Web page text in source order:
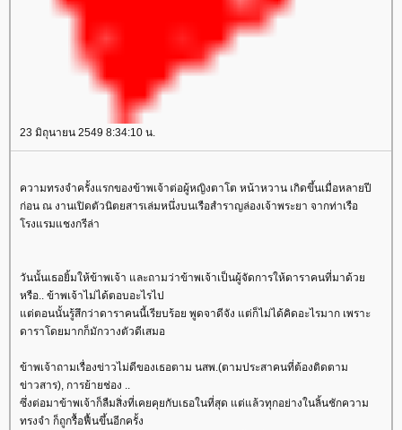
23 มิถุนายน 2549 8:34:10 น.
ความทรงจำครั้งแรกของข้าพเจ้าต่อผู้หญิงตาโต หน้าหวาน เกิดขึ้นเมื่อหลายปี
ก่อน ณ งานเปิดตัวนิตยสารเล่มหนึ่งบนเรือสำราญล่องเจ้าพระยา จากท่าเรือ
โรงแรมแชงกรีล่า
วันนั้นเธอยิ้มให้ข้าพเจ้า และถามว่าข้าพเจ้าเป็นผู้จัดการให้ดาราคนที่มาด้วย
หรือ.. ข้าพเจ้าไม่ได้ตอบอะไรไป
แต่ตอนนั้นรู้สึกว่าดาราคนนี้เรียบร้อย พูดจาดีจัง แต่ก็ไม่ได้คิดอะไรมาก เพราะ
ดาราโดยมากก็มักวางตัวดีเสมอ
ข้าพเจ้าถามเรื่องข่าวไม่ดีของเธอตาม นสพ.(ตามประสาคนที่ต้องติดตาม
ข่าวสาร), การย้ายช่อง ..
ซึ่งต่อมาข้าพเจ้าก็ลืมสิ่งที่เคยคุยกับเธอในที่สุด แต่แล้วทุกอย่างในลิ้นชักความ
ทรงจำ ก็ถูกรื้อฟื้นขึ้นอีกครั้ง